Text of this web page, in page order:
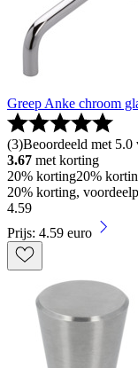
Greep Anke chroom
(3)Beoordeeld met 5.0
3.67 met korting
20% korting20%
20% korting,
4.59
Prijs: 4.59 euro